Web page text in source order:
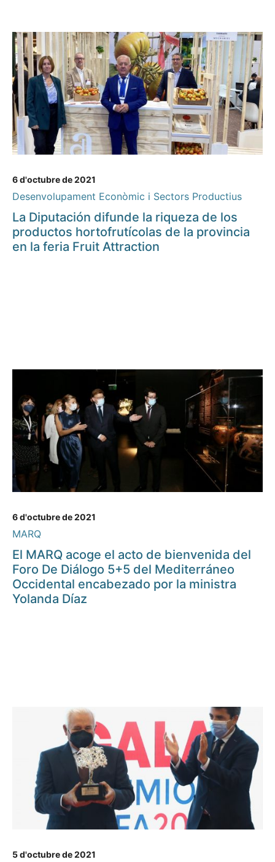
6 d'octubre de 2021
Desenvolupament Econòmic i Sectors Productius
La Diputación difunde la riqueza de los
productos hortofrutícolas de la provincia
en la feria Fruit Attraction
6 d'octubre de 2021
MARQ
El MARQ acoge el acto de bienvenida del
Foro De Diálogo 5+5 del Mediterráneo
Occidental encabezado por la ministra
Yolanda Díaz
5 d'octubre de 2021